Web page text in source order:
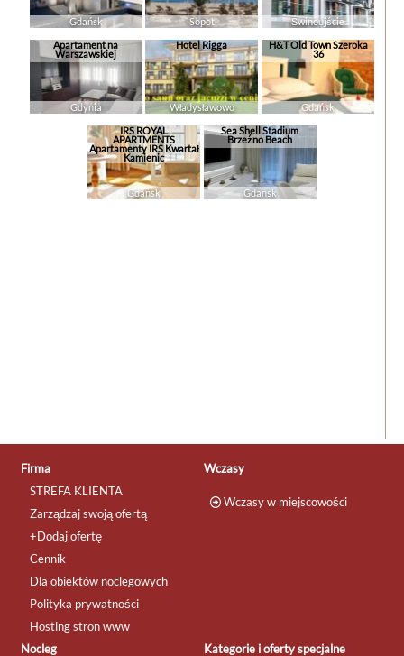
Gdańsk Sopot
Świnoujście
Apartament na
Warszawskiej
Gdynia
Hotel Rigga
Władysławowo
H&T Old Town Szeroka
36
Gdańsk
IRS ROYAL
APARTMENTS
Apartamenty IRS Kwartał
Kamienic
Gdańsk
Sea Shell Stadium
Brzeźno Beach
Gdańsk
Firma
STREFA KLIENTA
Zarządzaj swoją ofertą
+Dodaj ofertę
Cennik
Dla obiektów noclegowych
Polityka prywatności
Hosting stron www
Wczasy
Wczasy w miejscowości
Nocleg Kategorie i oferty specjalne